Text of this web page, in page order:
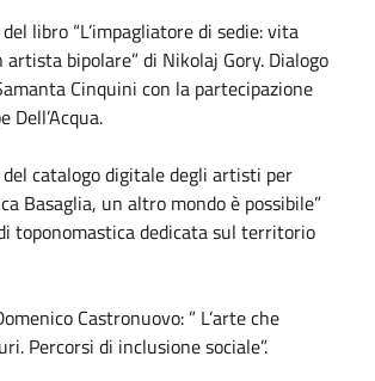
libro “L’impagliatore di sedie: vita
artista bipolare” di Nikolaj Gory. Dialogo
Cinquini con la partecipazione
Dell’Acqua.
catalogo digitale degli artisti per
Basaglia, un altro mondo è possibile”
toponomastica dedicata sul territorio
Castronuovo: ” L’arte che
Percorsi di inclusione sociale”.